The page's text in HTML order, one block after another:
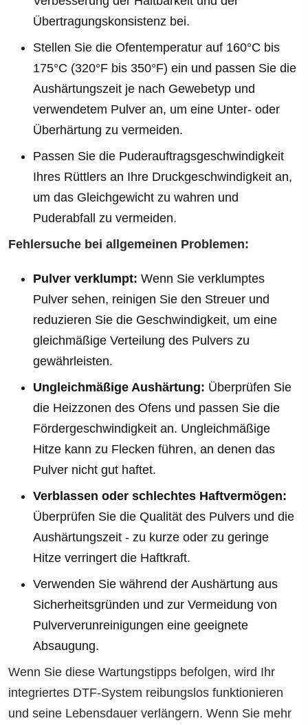
Übertragungskonsistenz bei.
Stellen Sie die Ofentemperatur auf 160°C bis
175°C (320°F bis 350°F) ein und passen Sie die
Aushärtungszeit je nach Gewebetyp und
verwendetem Pulver an, um eine Unter- oder
Überhärtung zu vermeiden.
Passen Sie die Puderauftragsgeschwindigkeit
Ihres Rüttlers an Ihre Druckgeschwindigkeit an,
um das Gleichgewicht zu wahren und
Puderabfall zu vermeiden.
Fehlersuche bei allgemeinen Problemen:
Pulver verklumpt: Wenn Sie verklumptes
Pulver sehen, reinigen Sie den Streuer und
reduzieren Sie die Geschwindigkeit, um eine
gleichmäßige Verteilung des Pulvers zu
gewährleisten.
Ungleichmäßige Aushärtung: Überprüfen Sie
die Heizzonen des Ofens und passen Sie die
Fördergeschwindigkeit an. Ungleichmäßige
Hitze kann zu Flecken führen, an denen das
Pulver nicht gut haftet.
Verblassen oder schlechtes Haftvermögen:
Überprüfen Sie die Qualität des Pulvers und die
Aushärtungszeit - zu kurze oder zu geringe
Hitze verringert die Haftkraft.
Verwenden Sie während der Aushärtung aus
Sicherheitsgründen und zur Vermeidung von
Pulververunreinigungen eine geeignete
Absaugung.
Wenn Sie diese Wartungstipps befolgen, wird Ihr
integriertes DTF-System reibungslos funktionieren
und seine Lebensdauer verlängern. Wenn Sie mehr